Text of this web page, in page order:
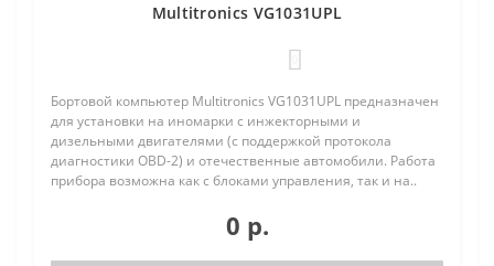
Multitronics VG1031UPL
Бортовой компьютер Multitronics VG1031UPL предназначен
для установки на иномарки с инжекторными и
дизельными двигателями (с поддержкой протокола
диагностики OBD-2) и отечественные автомобили. Работа
прибора возможна как с блоками управления, так и на..
0 р.